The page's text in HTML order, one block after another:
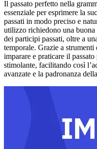
Il passato perfetto nella
essenziale per esprimere la
passati in modo preciso e
utilizzo richiedono una
dei participi passati, oltre a
temporale. Grazie a
imparare e praticare il
stimolante, facilitando così
avanzate e la padronanza